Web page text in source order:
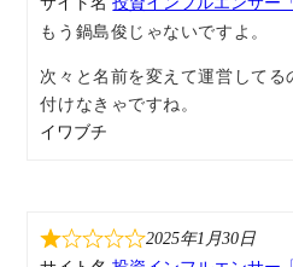
もう鍋島俊じゃないですよ。
次々と名前を変えて運営してる
付けなきゃですね。
イワブチ
2025年1月30日